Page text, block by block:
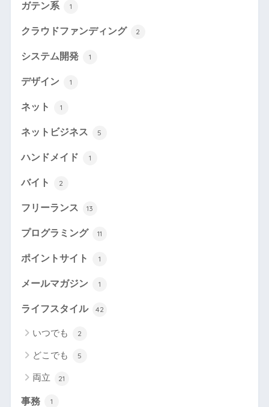
ガテン系 1
クラウドファンディング 2
システム開発 1
デザイン 1
ネット 1
ネットビジネス 5
ハンドメイド 1
バイト 2
フリーランス 13
プログラミング 11
ポイントサイト 1
メールマガジン 1
ライフスタイル 42
いつでも 2
どこでも 5
両立 21
事務 1